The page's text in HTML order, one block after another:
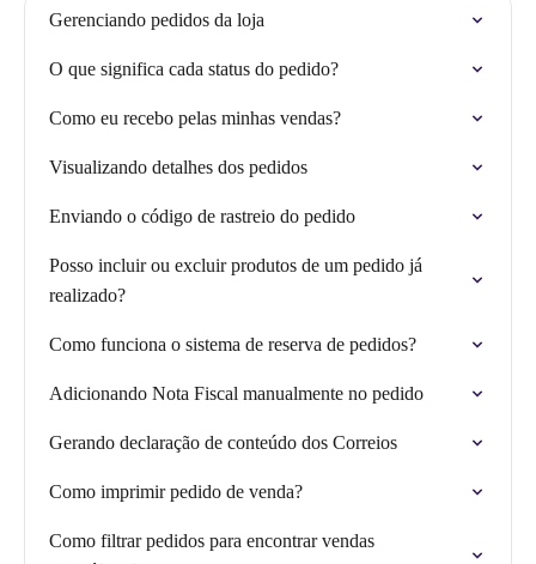
Gerenciando pedidos da loja
O que significa cada status do pedido?
Como eu recebo pelas minhas vendas?
Visualizando detalhes dos pedidos
Enviando o código de rastreio do pedido
Posso incluir ou excluir produtos de um pedido já
realizado?
Como funciona o sistema de reserva de pedidos?
Adicionando Nota Fiscal manualmente no pedido
Gerando declaração de conteúdo dos Correios
Como imprimir pedido de venda?
Como filtrar pedidos para encontrar vendas